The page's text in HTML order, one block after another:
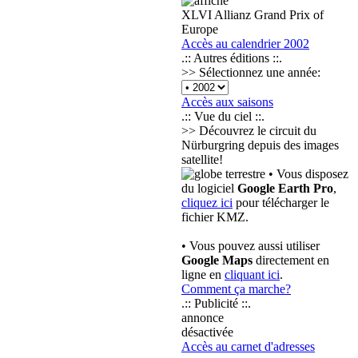
XLVI Allianz Grand Prix of
Europe
Accès au calendrier 2002
.:: Autres éditions ::.
>> Sélectionnez une année:
Accès aux saisons
.:: Vue du ciel ::.
>> Découvrez le circuit du
Nürburgring depuis des images
satellite!
• Vous disposez
du logiciel Google Earth Pro,
cliquez ici pour télécharger le
fichier KMZ.
• Vous pouvez aussi utiliser
Google Maps directement en
ligne en cliquant ici.
Comment ça marche?
.:: Publicité ::.
annonce
désactivée
Accès au carnet d'adresses